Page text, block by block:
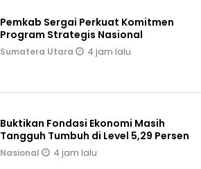
Pemkab Sergai Perkuat Komitmen
Program Strategis Nasional
Sumatera Utara 4 jam lalu
Buktikan Fondasi Ekonomi Masih
Tangguh Tumbuh di Level 5,29 Persen
Nasional 4 jam lalu